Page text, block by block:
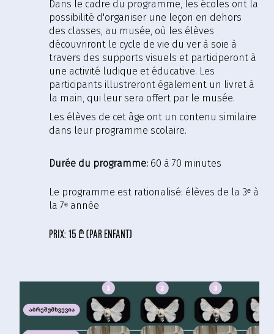
Dans le cadre du programme, les écoles ont la
possibilité d'organiser une leçon en dehors
des classes, au musée, où les élèves
découvriront le cycle de vie du ver à soie à
travers des supports visuels et participeront à
une activité ludique et éducative. Les
participants illustreront également un livret à
la main, qui leur sera offert par le musée.
Les élèves de cet âge ont un contenu similaire
dans leur programme scolaire.
Durée du programme: 60 à 70 minutes
Le programme est rationalisé: élèves de la 3ᵉ à
la 7ᵉ année
prix:15 ₾ (par enfant)